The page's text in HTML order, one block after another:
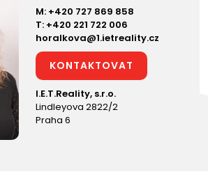
M: +420 727 869 858
T: +420 221 722 006
horalkova@1.ietreality.cz
KONTAKTOVAT
I.E.T.Reality, s.r.o.
Lindleyova 2822/2
Praha 6